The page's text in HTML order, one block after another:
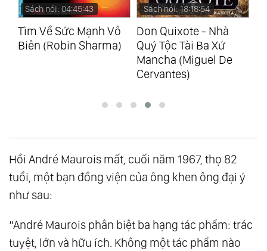
Sách nói: 04:45:43
Tìm Về Sức Mạnh Vô
Biên (Robin Sharma)
Sách nói: 18:18:54
Don Quixote - Nhà
Quý Tộc Tài Ba Xứ
Mancha (Miguel De
Cervantes)
Hồi André Maurois mất, cuối năm 1967, thọ 82
tuổi, một bạn đồng viện của ông khen ông đại ý
như sau:
“André Maurois phân biệt ba hạng tác phẩm: trác
tuyệt, lớn và hữu ích. Không một tác phẩm nào